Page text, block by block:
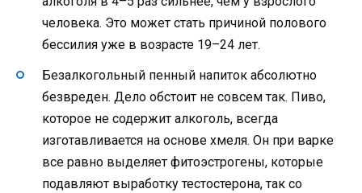
человека. Это может стать причиной полового
бессилия уже в возрасте 19–24 лет.
Безалкогольный пенный напиток абсолютно
безвреден. Дело обстоит не совсем так. Пиво,
которое не содержит алкоголь, всегда
изготавливается на основе хмеля. Он при варке
все равно выделяет фитоэстрогены, которые
подавляют выработку тестостерона, так со